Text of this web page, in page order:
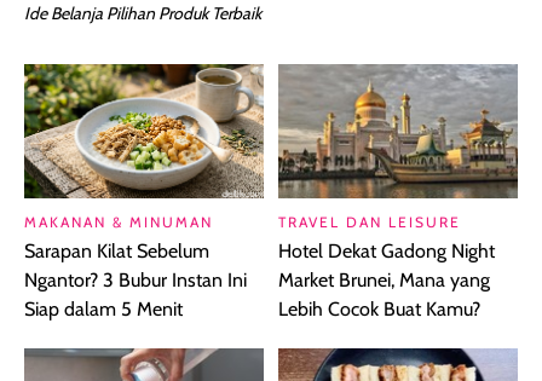
Ide Belanja Pilihan Produk Terbaik
MAKANAN & MINUMAN
Sarapan Kilat Sebelum
Ngantor? 3 Bubur Instan Ini
Siap dalam 5 Menit
TRAVEL DAN LEISURE
Hotel Dekat Gadong Night
Market Brunei, Mana yang
Lebih Cocok Buat Kamu?